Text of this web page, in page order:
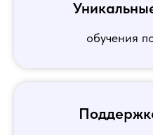
обучения